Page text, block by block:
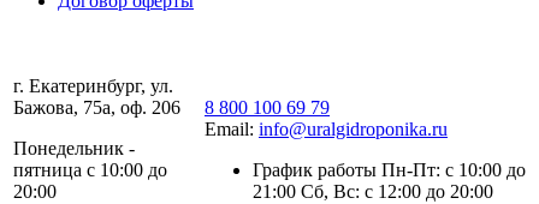
г. Екатеринбург, ул.
Бажова, 75а, оф. 206
Понедельник -
пятница с 10:00 до
20:00
8 800 100 69 79
Email: info@uralgidroponika.ru
График работы Пн-Пт: с 10:00 до
21:00 Сб, Вс: с 12:00 до 20:00